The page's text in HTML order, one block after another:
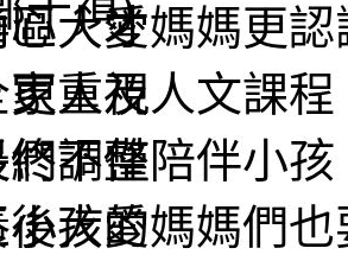
大愛媽媽更
重視人文課
不僅陪伴小
後大愛媽媽們